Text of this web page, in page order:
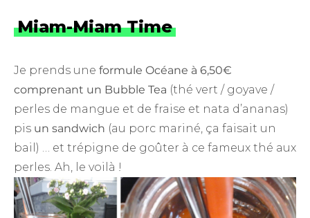
Miam-Miam Time
Je prends une formule Océane à 6,50€
comprenant un Bubble Tea (thé vert / goyave /
perles de mangue et de fraise et nata d’ananas)
pis un sandwich (au porc mariné, ça faisait un
bail) … et trépigne de goûter à ce fameux thé aux
perles. Ah, le voilà !